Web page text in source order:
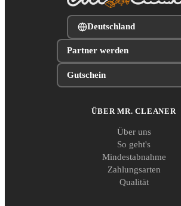
Deutschland
Partner werden
Gutschein
ÜBER MR. CLEANER
Über uns
So geht's
Mindestabnahme
Zahlungsarten
Qualität